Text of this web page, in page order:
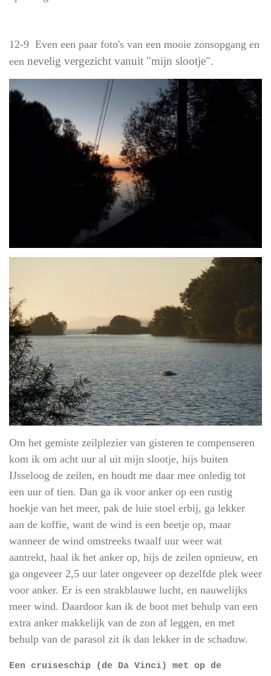
12-9 Even een paar foto's van een mooie zonsopgang en
een nevelig vergezicht vanuit "mijn slootje".
Om het gemiste zeilplezier van gisteren te compenseren
kom ik om acht uur al uit mijn slootje, hijs buiten
IJsseloog de zeilen, en houdt me daar mee onledig tot
een uur of tien. Dan ga ik voor anker op een rustig
hoekje van het meer, pak de luie stoel erbij, ga lekker
aan de koffie, want de wind is een beetje op, maar
wanneer de wind omstreeks twaalf uur weer wat
aantrekt, haal ik het anker op, hijs de zeilen opnieuw, en
ga ongeveer 2,5 uur later ongeveer op dezelfde plek weer
voor anker. Er is een strakblauwe lucht, en nauwelijks
meer wind. Daardoor kan ik de boot met behulp van een
extra anker makkelijk van de zon af leggen, en met
behulp van de parasol zit ik dan lekker in de schaduw.
Een cruiseschip (de Da Vinci) met op de